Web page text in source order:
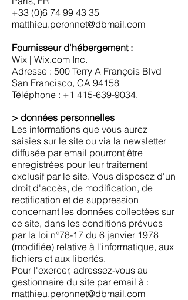
+33 (0)6 74 99 43 35
matthieu.peronnet@dbmail.com
Fournisseur d'hébergement :
Wix | Wix.com Inc.
Adresse : 500 Terry A François Blvd
San Francisco, CA 94158
Téléphone : +1 415-639-9034.
> données personnelles
Les informations que vous aurez
saisies sur le site ou via la newsletter
diffusée par email pourront être
enregistrées pour leur traitement
exclusif par le site. Vous disposez d'un
droit d'accès, de modification, de
rectification et de suppression
concernant les données collectées sur
ce site, dans les conditions prévues
par la loi n°78-17 du 6 janvier 1978
(modifiée) relative à l'informatique, aux
fichiers et aux libertés.
Pour l'exercer, adressez-vous au
gestionnaire du site par email à :
matthieu.peronnet@dbmail.com